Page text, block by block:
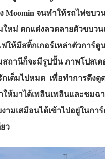
Moomin จนทำให้รถไฟขบว
ใหม่ ตกแต่งลวดลายตัวขบว
ฟให้มีสติ้กเกอร์เหล่าตัวการ์
สถานีก็จะมีรูปปั้น ภาพโปสเต
กเต็มไปหมด เพื่อทำการดึงดู
ให้มาได้เพลินเพลินและชมฉ
งามเสมือนได้เข้าไปอยู่ในการ์
ว